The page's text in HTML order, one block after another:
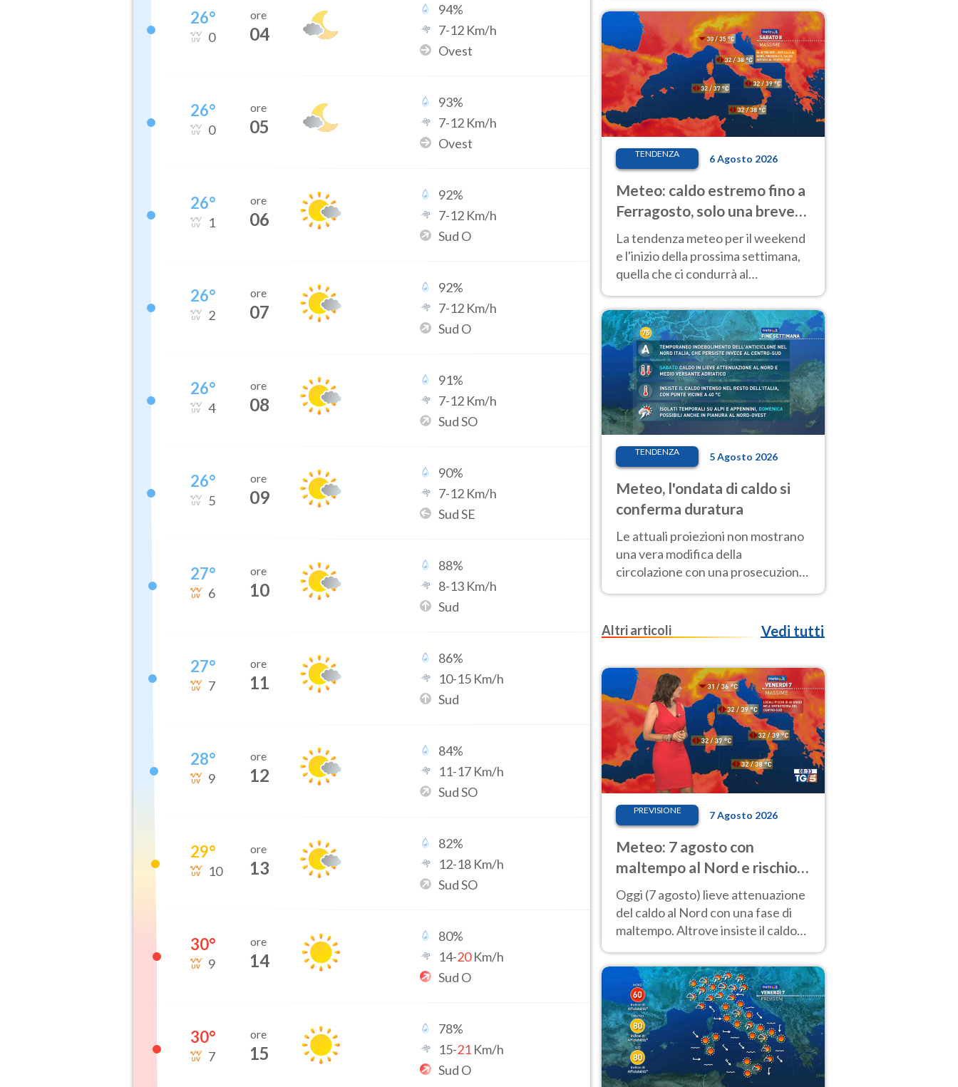
26°
0
ore
04
94%
7-12 Km/h
Ovest
26°
0
ore
05
93%
7-12 Km/h
Ovest
26°
1
ore
06
92%
7-12 Km/h
Sud O
26°
2
ore
07
92%
7-12 Km/h
Sud O
26°
4
ore
08
91%
7-12 Km/h
Sud SO
26°
5
ore
09
90%
7-12 Km/h
Sud SE
27°
6
ore
10
88%
8-13 Km/h
Sud
27°
7
ore
11
86%
10-15 Km/h
Sud
28°
9
ore
12
84%
11-17 Km/h
Sud SO
29°
10
ore
13
82%
12-18 Km/h
Sud SO
30°
9
ore
14
80%
14-20Km/h
Sud O
30°
7
ore
15
78%
15-21 Km/h
Sud O
anche al Nord.
TENDENZA 6 Agosto 2026
Meteo: caldo estremo fino a
Ferragosto, solo una breve
pausa. Ecco dove
La tendenza meteo per il weekend
e l'inizio della prossima settimana,
quella che ci condurrà al
temperature molto elevate
TENDENZA 5 Agosto 2026
Meteo, l'ondata di caldo si
conferma duratura
Le attuali proiezioni non mostrano
una vera modifica della
circolazione con una prosecuzione
del caldo fuori scala per molti
Ferragosto
Altri articoli Vedi tutti
PREVISIONE 7 Agosto 2026
Meteo: 7 agosto con
maltempo al Nord e rischio
nubifragi. Altrove caldo
estremo
Oggi (7 agosto) lieve attenuazione
del caldo al Nord con una fase di
maltempo. Altrove insiste il caldo
previsioni